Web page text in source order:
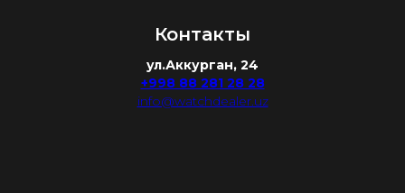
Контакты
ул.Аккурган, 24
+998 88 281 28 28
info@watchdealer.uz